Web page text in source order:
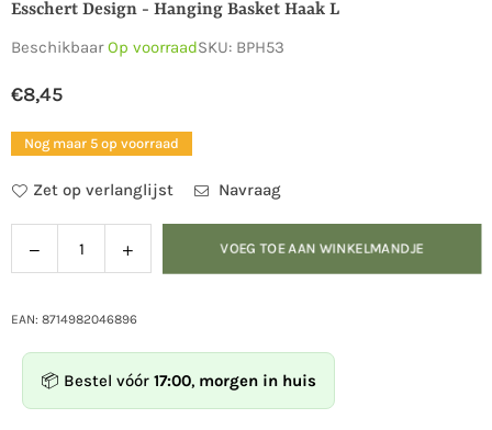
Esschert Design - Hanging Basket Haak L
BeschikbaarOp voorraadSKU: BPH53
Normale
prijs
€8,45
Nog maar 5 op voorraad
Zet op verlanglijst Navraag
Hoeveelheid
Verlaag
de
voor
Design
-
Verhoog
de
voor
Design
-
VOEG TOE AAN WINKELMANDJE
EAN: 8714982046896
📦 Bestel vóór 17:00, morgen in huis